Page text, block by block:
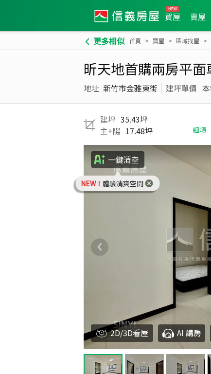
買屋 賣屋
更多相似 首頁 買屋 區域找屋
昕天地首購兩房平面
地址 新竹市金雅東街 建坪單價
建坪 35.43坪
主+陽 17.48坪 細項
一鍵清空
NEW！ 體驗清爽空間
2D/3D看屋 AI 講房